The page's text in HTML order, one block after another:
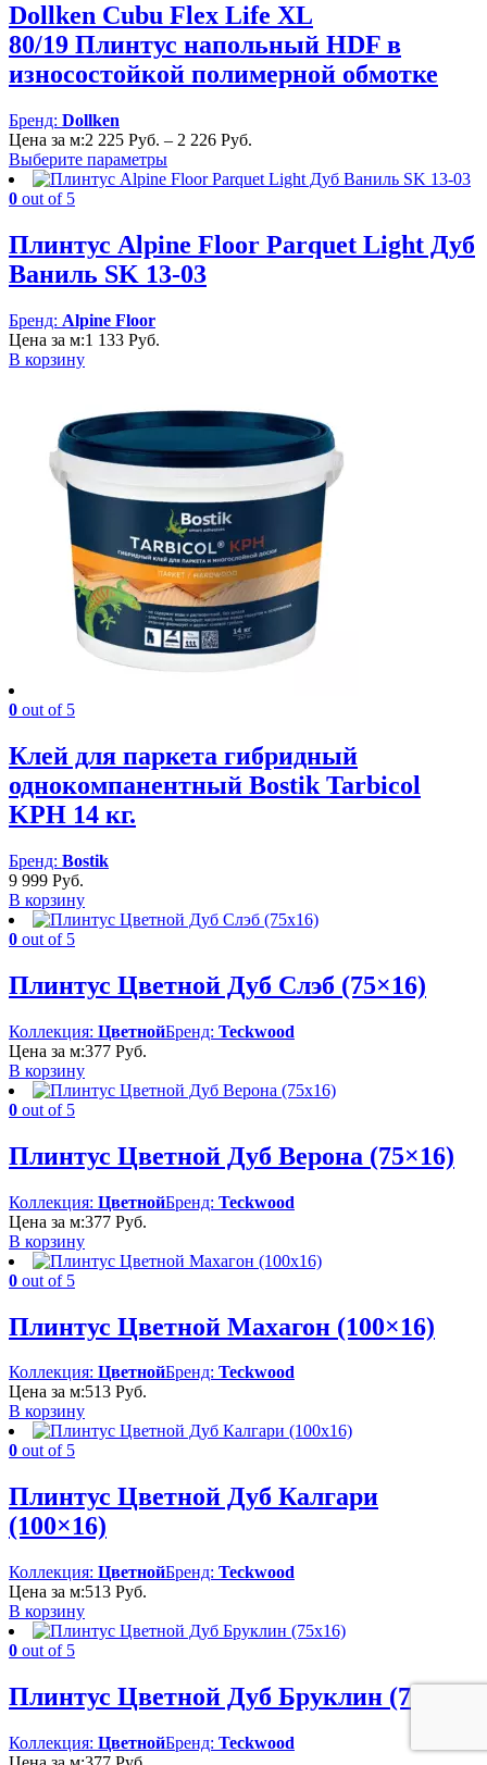
Dollken Cubu Flex Life XL
80/19 Плинтус напольный HDF в
износостойкой полимерной обмотке
Бренд: Dollken
Цена за м:2 225 Руб. – 2 226 Руб.
2
226 Руб.
Выберите параметры
0 out of 5
Плинтус Alpine Floor Parquet Light Дуб
Ваниль SK 13-03
Бренд: Alpine Floor
Цена за м:1 133 Руб.
В корзину
0 out of 5
Клей для паркета гибридный
однокомпанентный Bostik Tarbicol
KPH 14 кг.
Бренд: Bostik
9 999 Руб.
В корзину
0 out of 5
Плинтус Цветной Дуб Слэб (75×16)
Коллекция: ЦветнойБренд: Teckwood
Цена за м:377 Руб.
В корзину
0 out of 5
Плинтус Цветной Дуб Верона (75×16)
Коллекция: ЦветнойБренд: Teckwood
Цена за м:377 Руб.
В корзину
0 out of 5
Плинтус Цветной Махагон (100×16)
Коллекция: ЦветнойБренд: Teckwood
Цена за м:513 Руб.
В корзину
0 out of 5
Плинтус Цветной Дуб Калгари
(100×16)
Коллекция: ЦветнойБренд: Teckwood
Цена за м:513 Руб.
В корзину
0 out of 5
Плинтус Цветной Дуб Бруклин (75×16)
Коллекция: ЦветнойБренд: Teckwood